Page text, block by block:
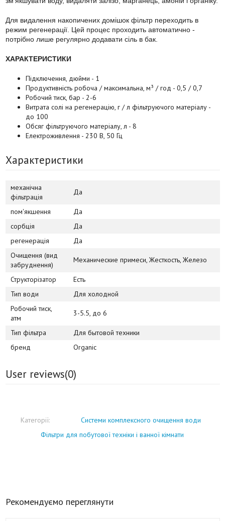
Для видалення накопичених домішок фільтр переходить в
режим регенерації. Цей процес проходить автоматично -
потрібно лише регулярно додавати сіль в бак.
ХАРАКТЕРИСТИКИ
Підключення, дюйми - 1
Продуктивність робоча / максимальна, м³ / год - 0,5 / 0,7
Робочий тиск, бар - 2-6
Витрата солі на регенерацію, г / л фільтруючого матеріалу -
до 100
Обсяг фільтруючого матеріалу, л - 8
Електроживлення - 230 В, 50 Гц
Характеристики
механічна
фільтрація
Да
пом'якшення
Да
сорбція
Да
регенерація
Да
Очищення (вид
забруднення)
Механические примеси, Жесткость, Железо
Структорізатор
Есть
Тип води
Для холодной
Робочий тиск,
атм
3-5.5, до 6
Тип фільтра
Для бытовой техники
бренд
Organic
User reviews(0)
Категорії:
Системи комплексного очищення води
Фільтри для побутової техніки і ванної кімнати
Рекомендуємо переглянути